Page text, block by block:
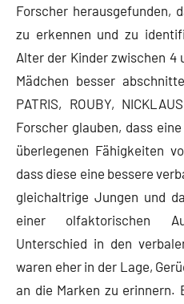
Forscher herausgefunden,
zu erkennen und zu
Alter der Kinder zwischen 4
Mädchen besser
PATRIS, ROUBY,
Forscher glauben, dass
überlegenen Fähigkeiten
dass diese eine bessere
gleichaltrige Jungen und
einer olfaktorischen
Unterschied in den
waren eher in der Lage,
an die Marken zu erinnern.